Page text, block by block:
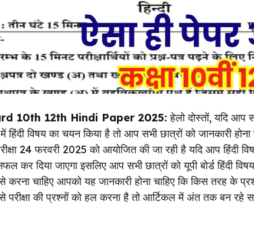
10th 12th Hindi Paper 2025: हेलो दोस्तों, यदि आप
हिंदी विषय का चयन किया है तो आप सभी छात्रों को जानकारी होना
24 फरवरी 2025 को आयोजित की जा रही है यदि आप हिंदी
कर दिया जाएगा इसलिए आप सभी छात्रों को यूपी बोर्ड हिंदी विषय
करना चाहिए आपको यह जानकारी होना चाहिए कि किस तरह के
की प्रश्नों को हल करना है तो आर्टिकल में अंत तक बन रहे